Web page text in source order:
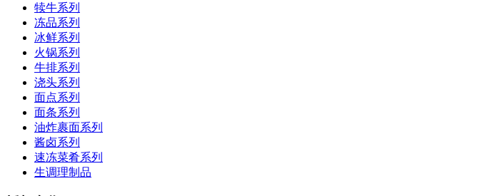
犊牛系列
冻品系列
冰鲜系列
火锅系列
牛排系列
浇头系列
面点系列
面条系列
油炸裹面系列
酱卤系列
速冻菜肴系列
生调理制品